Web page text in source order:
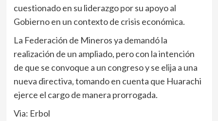
cuestionado en su liderazgo por su apoyo al
Gobierno en un contexto de crisis económica.
La Federación de Mineros ya demandó la
realización de un ampliado, pero con la intención
de que se convoque a un congreso y se elija a una
nueva directiva, tomando en cuenta que Huarachi
ejerce el cargo de manera prorrogada.
Via: Erbol